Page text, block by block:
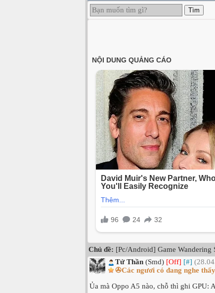
Tìm
Chủ đề: [Pc/Android] Game
Tử Thần (Smd) [Off] [#]
✇Các ngươi có đang nghe
Ủa mà Oppo A5 nào, chỗ thì ghi GPU: